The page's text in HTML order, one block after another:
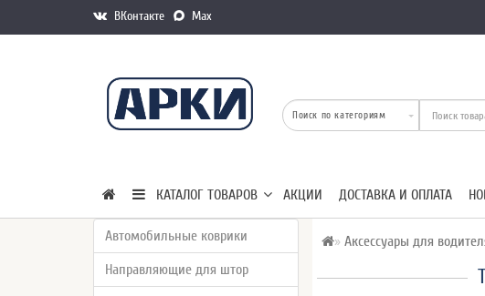
ВКонтакте Max
КАТАЛОГ ТОВАРОВ АКЦИИ ДОСТАВКА И ОПЛАТА
Автомобильные коврики
Направляющие для штор
Аксессуары для